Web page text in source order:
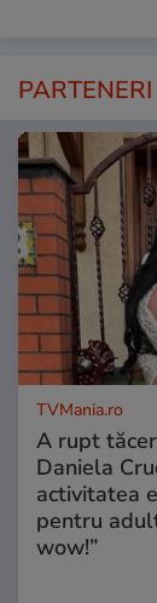
PARTENERI
TVMania.ro
A rupt
Daniela
activitatea
pentru
wow!”